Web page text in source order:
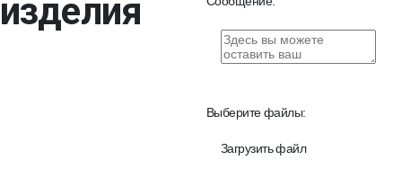
изделия
Выберите файлы:
Загрузить файл